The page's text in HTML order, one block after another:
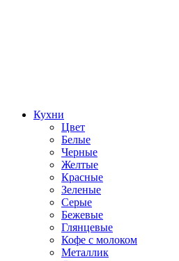
Кухни
Цвет
Белые
Черные
Желтые
Красные
Зеленые
Серые
Бежевые
Глянцевые
Кофе с молоком
Металлик